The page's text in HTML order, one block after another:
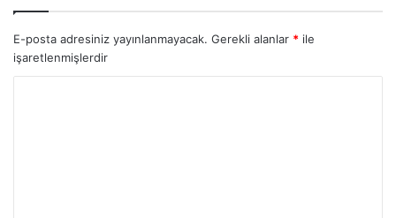
E-posta adresiniz yayınlanmayacak. Gerekli alanlar * ile
işaretlenmişlerdir